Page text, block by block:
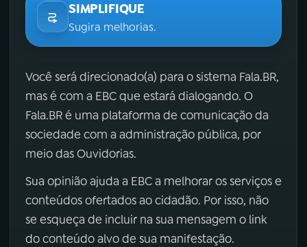
SIMPLIFIQUE
Sugira melhorias.
Você será direcionado(a) para o sistema Fala.BR,
mas é com a EBC que estará dialogando. O
Fala.BR é uma plataforma de comunicação da
sociedade com a administração pública, por
meio das Ouvidorias.
Sua opinião ajuda a EBC a melhorar os serviços e
conteúdos ofertados ao cidadão. Por isso, não
se esqueça de incluir na sua mensagem o link
do conteúdo alvo de sua manifestação.